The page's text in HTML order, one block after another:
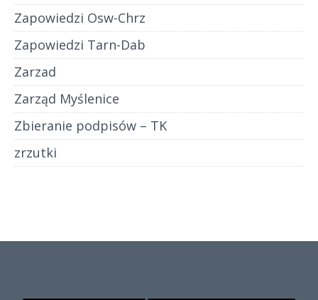
Zapowiedzi Osw-Chrz
Zapowiedzi Tarn-Dab
Zarzad
Zarząd Myślenice
Zbieranie podpisów – TK
zrzutki